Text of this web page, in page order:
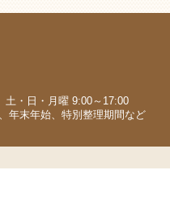
土・日・月曜 9:00～17:00
年末年始、特別整理期間など